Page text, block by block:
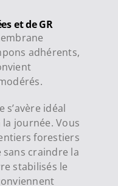
et de GR
adhérents,
s’avère idéal
journée. Vous
forestiers
sans craindre la
stabilisés le